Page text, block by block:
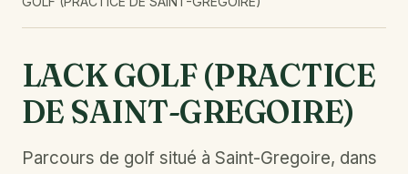
LACK GOLF (PRACTICE
DE SAINT-GREGOIRE)
Parcours de golf situé à Saint-Gregoire, dans